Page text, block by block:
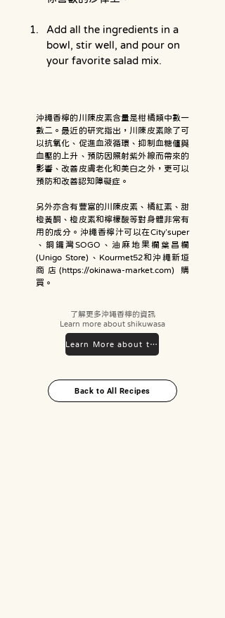
Add all the ingredients in a
bowl, stir well, and pour on
your favorite salad mix.
沖繩香檸的川陳皮素含量是柑橘類中數一
數二。最近的研究指出，川陳皮素除了可
以抗氧化、促進血液循環、抑制血糖值與
血壓的上升、預防因照射紫外線而帶來的
影響、改善皮膚老化和美白之外，更可以
預防和改善認知障礙症。
另外亦含有豐富的川陳皮素、橘紅素、甜
橙黃酮、橙皮素和檸檬酸等對身體非常有
用的成分。沖繩香檸汁可以在City’super
、銅鑼灣SOGO、油麻地果欄葉昌欄
(Unigo Store)、Kourmet52和沖繩新垣
商店(https://okinawa-market.com) 購
買。
了解更多沖繩香檸的資訊
Learn more about shikuwasa
Learn More about the Ingredient
Back to All Recipes